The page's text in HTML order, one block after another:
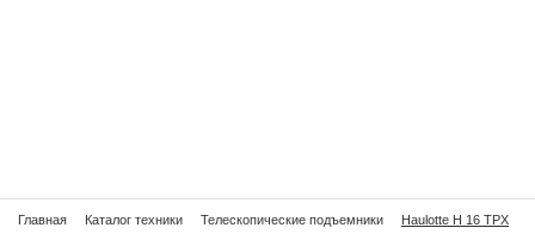
Главная Каталог техники Телескопические подъемники Haulotte H 16 TPX